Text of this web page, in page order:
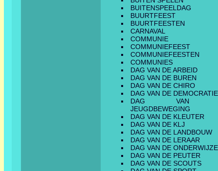
BUITENSPEELDAG
BUURTFEEST
BUURTFEESTEN
CARNAVAL
COMMUNIE
COMMUNIEFEEST
COMMUNIEFEESTEN
COMMUNIES
DAG VAN DE ARBEID
DAG VAN DE BUREN
DAG VAN DE CHIRO
DAG VAN DE DEMOCRATIE
DAG VAN
JEUGDBEWEGING
DAG VAN DE KLEUTER
DAG VAN DE KLJ
DAG VAN DE LANDBOUW
DAG VAN DE LERAAR
DAG VAN DE
DAG VAN DE PEUTER
DAG VAN DE SCOUTS